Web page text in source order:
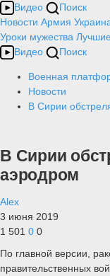
Видео
Поиск
Новости Армия
Уроки мужества
Видео
Поиск
Военная
Новости
В Сирии
В Сирии
аэродром
Alex
3 июня 2019
1 501 0 0
По главной версии,
правительственных